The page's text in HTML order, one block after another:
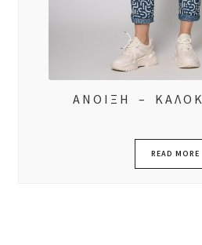
ΑΝΟΙΞΗ –
READ MORE